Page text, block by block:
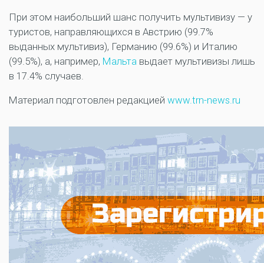
При этом наибольший шанс получить мультивизу — у
туристов, направляющихся в Австрию (99.7%
выданных мультивиз), Германию (99.6%) и Италию
(99.5%), а, например, Мальта выдает мультивизы лишь
в 17.4% случаев.
Материал подготовлен редакцией www.trn-news.ru